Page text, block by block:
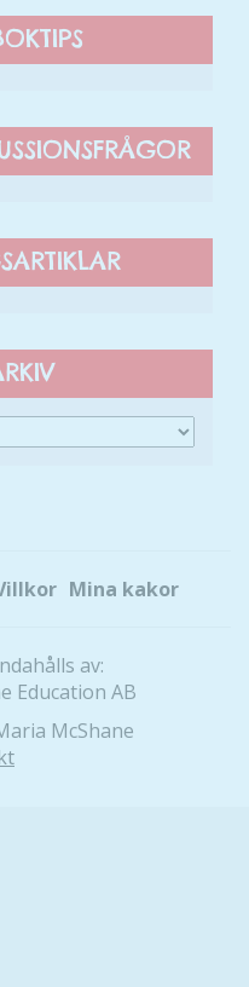
Mina kakor
av:
Education AB
McShane